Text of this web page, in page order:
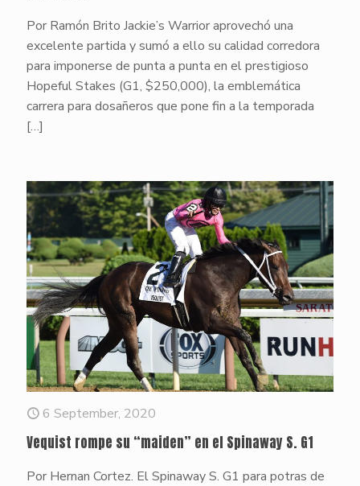
Por Ramón Brito Jackie’s Warrior aprovechó una
excelente partida y sumó a ello su calidad corredora
para imponerse de punta a punta en el prestigioso
Hopeful Stakes (G1, $250,000), la emblemática
carrera para dosañeros que pone fin a la temporada
[…]
6 September, 2020
Vequist rompe su “maiden” en el Spinaway S. G1
Por Hernan Cortez. El Spinaway S. G1 para potras de